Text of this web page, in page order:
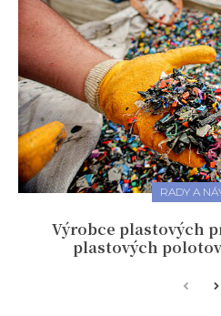
RADY A
Výrobce plastových
plastových